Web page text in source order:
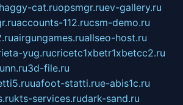
cat.ruopsmgr.ruev-gallery.ru
accounts-112.rucsm-demo.ru
airgungames.ruallseo-host.ru
yug.rucricetc1xbetr1xbetcc2.ru
3d-file.ru
uafoot-statti.rue-abis1c.ru
kts-services.rudark-sand.ru